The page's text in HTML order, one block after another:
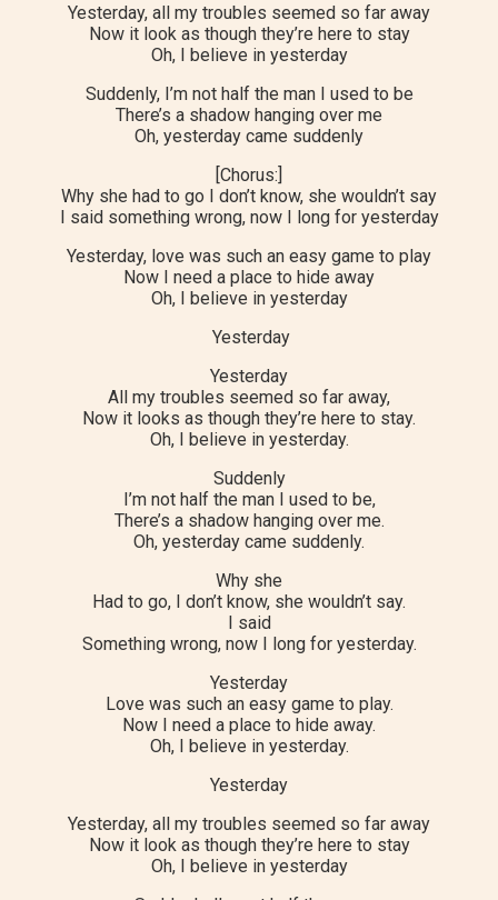
Yesterday, all my troubles seemed so far away
Now it look as though they’re here to stay
Oh, I believe in yesterday
Suddenly, I’m not half the man I used to be
There’s a shadow hanging over me
Oh, yesterday came suddenly
[Chorus:]
Why she had to go I don’t know, she wouldn’t say
I said something wrong, now I long for yesterday
Yesterday, love was such an easy game to play
Now I need a place to hide away
Oh, I believe in yesterday
Yesterday
Yesterday
All my troubles seemed so far away,
Now it looks as though they’re here to stay.
Oh, I believe in yesterday.
Suddenly
I’m not half the man I used to be,
There’s a shadow hanging over me.
Oh, yesterday came suddenly.
Why she
Had to go, I don’t know, she wouldn’t say.
I said
Something wrong, now I long for yesterday.
Yesterday
Love was such an easy game to play.
Now I need a place to hide away.
Oh, I believe in yesterday.
Yesterday
Yesterday, all my troubles seemed so far away
Now it look as though they’re here to stay
Oh, I believe in yesterday